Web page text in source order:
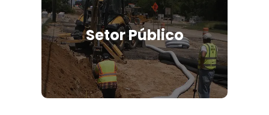
Setor Público